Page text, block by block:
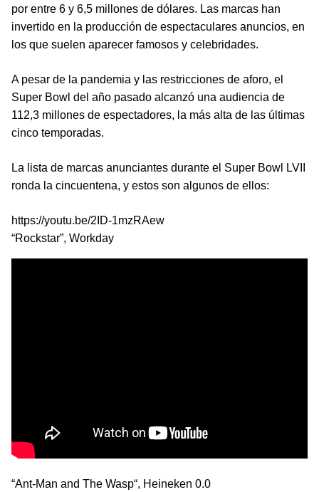
por entre 6 y 6,5 millones de dólares. Las marcas han
invertido en la producción de espectaculares anuncios, en
los que suelen aparecer famosos y celebridades.
A pesar de la pandemia y las restricciones de aforo, el
Super Bowl del año pasado alcanzó una audiencia de
112,3 millones de espectadores, la más alta de las últimas
cinco temporadas.
La lista de marcas anunciantes durante el Super Bowl LVII
ronda la cincuentena, y estos son algunos de ellos:
https://youtu.be/2ID-1mzRAew
“Rockstar”, Workday
“Ant-Man and The Wasp“, Heineken 0.0